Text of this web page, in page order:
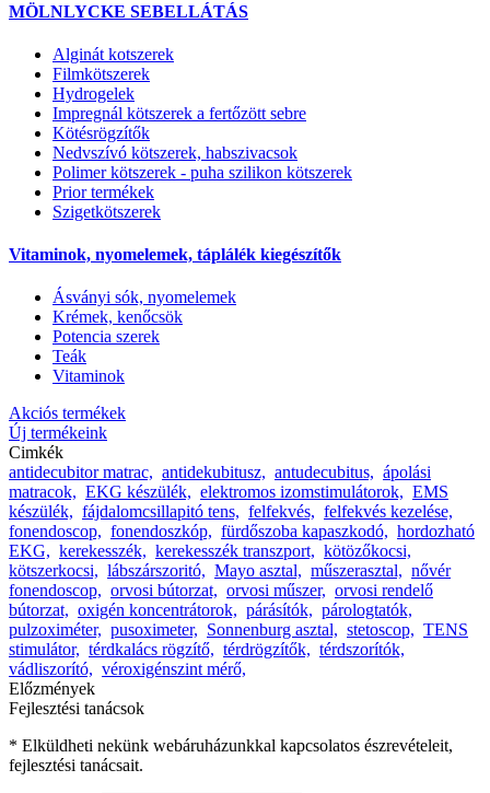
MÖLNLYCKE SEBELLÁTÁS
Alginát kotszerek
Filmkötszerek
Hydrogelek
Impregnál kötszerek a fertőzött sebre
Kötésrögzítők
Nedvszívó kötszerek, habszivacsok
Polimer kötszerek - puha szilikon kötszerek
Prior termékek
Szigetkötszerek
Vitaminok, nyomelemek, táplálék kiegészítők
Ásványi sók, nyomelemek
Krémek, kenőcsök
Potencia szerek
Teák
Vitaminok
Akciós termékek
Új termékeink
Cimkék
antidecubitor matrac, antidekubitusz, antudecubitus, ápolási
matracok, EKG készülék, elektromos izomstimulátorok, EMS
készülék, fájdalomcsillapitó tens, felfekvés, felfekvés kezelése,
fonendoscop, fonendoszkóp, fürdőszoba kapaszkodó, hordozható
EKG, kerekesszék, kerekesszék transzport, kötözőkocsi,
kötszerkocsi, lábszárszoritó, Mayo asztal, műszerasztal, nővér
fonendoscop, orvosi bútorzat, orvosi műszer, orvosi rendelő
bútorzat, oxigén koncentrátorok, párásítók, párologtatók,
pulzoximéter, pusoximeter, Sonnenburg asztal, stetoscop, TENS
stimulátor, térdkalács rögzítő, térdrögzítők, térdszorítók,
vádliszorító, véroxigénszint mérő,
Előzmények
Fejlesztési tanácsok
* Elküldheti nekünk webáruházunkkal kapcsolatos észrevételeit,
fejlesztési tanácsait.